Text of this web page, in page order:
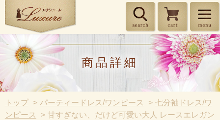
商品詳細
トップ パーティードレス/ワンピース
七分袖ドレス/ワ
ンピース
甘すぎない、だけど可愛い大人 レースエレガン